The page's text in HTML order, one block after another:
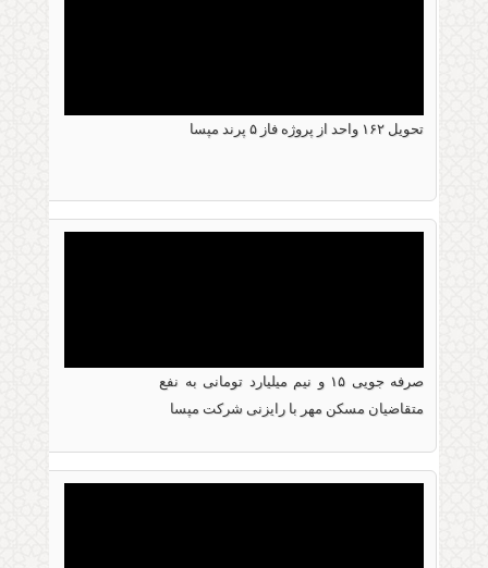
تحویل ۱۶۲ واحد از پروژه فاز ۵ پرند مپسا
29 آگوست 2016
مسکن مهر با رایزنی شرکت مپسا
صرفه جویی ۱۵ و نیم میلیارد تومانی به نفع
متقاضیان مسکن مهر با رایزنی شرکت مپسا